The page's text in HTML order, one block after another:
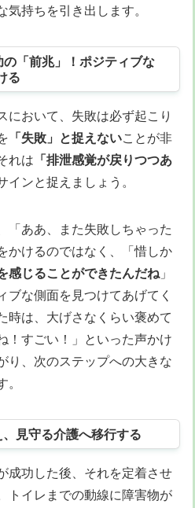
持ちを引き出します。
「前兆」！ポジティブな
る
において、失敗は必ず起こり
「失敗」と捉えないことが非
れは 「排泄感覚が戻りつつあ
インと捉えましょう。
「ああ、また失敗しちゃった
かけるのではなく、「惜しか
感じることができたんだね」
ブな側面を見つけてあげてく
時は、大げさなくらい褒めて
！すごい！」といった声かけ
り、次のステップへの大きな
見守る介護へ移行する
成功した後、それを定着させ
トイレまでの動線に障害物が